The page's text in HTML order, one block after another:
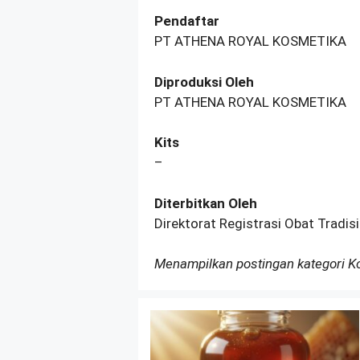
Pendaftar
PT ATHENA ROYAL KOSMETIKA
Diproduksi Oleh
PT ATHENA ROYAL KOSMETIKA
Kits
–
Diterbitkan Oleh
Direktorat Registrasi Obat
Menampilkan postingan kategori